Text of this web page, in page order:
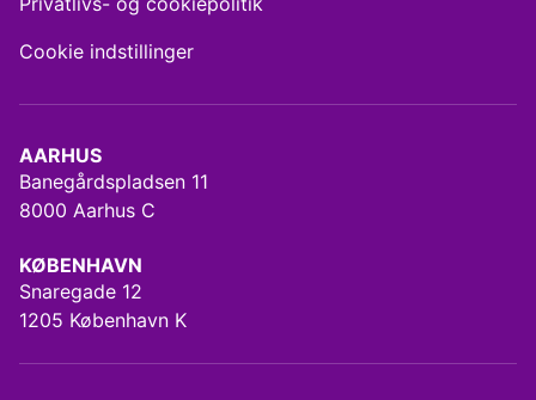
AARHUS
Banegårdspladsen 11
8000 Aarhus C
KØBENHAVN
Snaregade 12
1205 København K
Cookie indstillinger